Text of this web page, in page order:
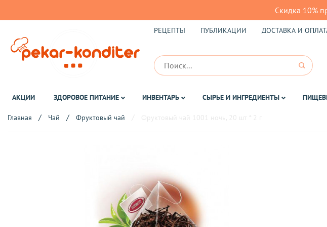
Скидка 10%
РЕЦЕПТЫ ПУБЛИКАЦИИ ДОСТАВКА И
АКЦИИ ЗДОРОВОЕ ПИТАНИЕ ИНВЕНТАРЬ СЫРЬЕ И ИНГРЕДИЕНТЫ
Главная Чай Фруктовый чай